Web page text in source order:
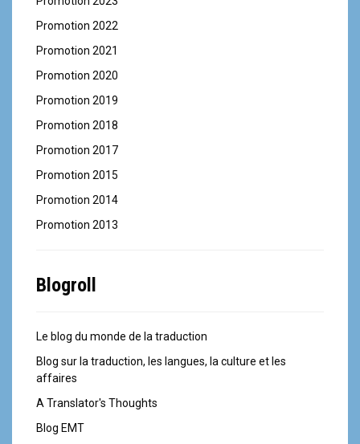
Promotion 2022
Promotion 2021
Promotion 2020
Promotion 2019
Promotion 2018
Promotion 2017
Promotion 2015
Promotion 2014
Promotion 2013
Blogroll
Le blog du monde de la traduction
Blog sur la traduction, les langues, la culture et les
affaires
A Translator's Thoughts
Blog EMT